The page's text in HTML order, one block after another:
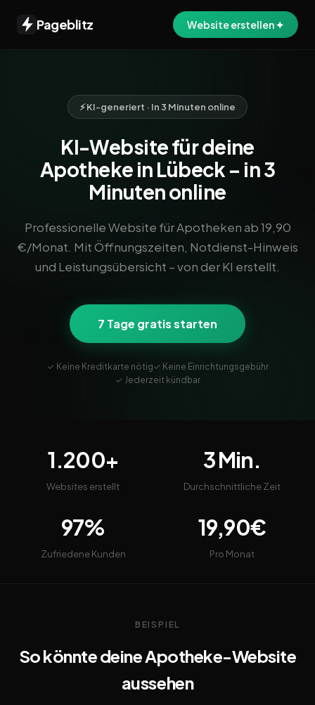
Pageblitz Website erstellen ✦
⚡ KI-generiert · In 3 Minuten online
KI-Website für deine
Apotheke in Lübeck – in 3
Minuten online
Professionelle Website für Apotheken ab 19,90
€/Monat. Mit Öffnungszeiten, Notdienst-Hinweis
und Leistungsübersicht – von der KI erstellt.
7 Tage gratis starten
✓ Keine Kreditkarte nötig✓ Keine Einrichtungsgebühr
✓ Jederzeit kündbar
1.200+
Websites erstellt
3 Min.
Durchschnittliche Zeit
97%
Zufriedene Kunden
19,90€
Pro Monat
BEISPIEL
So könnte deine Apotheke-Website
aussehen